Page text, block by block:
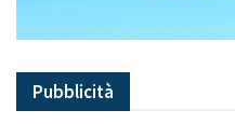
Pubblicità